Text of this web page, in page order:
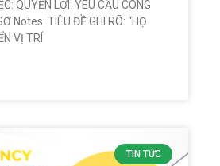
QUYỀN LỢI: YÊU CẦU CÔNG
Notes: TIÊU ĐỀ GHI RÕ: “HỌ
VỊ TRÍ
TIN TỨC